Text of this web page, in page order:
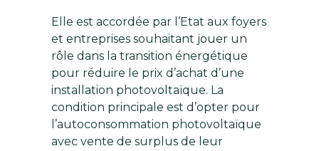
Elle est accordée par l’Etat aux foyers
et entreprises souhaitant jouer un
rôle dans la transition énergétique
pour réduire le prix d’achat d’une
installation photovoltaïque. La
condition principale est d’opter pour
l’autoconsommation photovoltaïque
avec vente de surplus de leur